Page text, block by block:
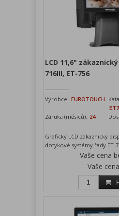
LCD 11,6"
716III, ET-756
Výrobce: EUROTOUCH
Záruka (měsíců): 24
Grafický LCD zákaznický
dotykové systémy řady ET-
Vaše cena
Vaše